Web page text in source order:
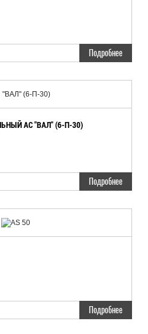
Подробнее
АС "ВАЛ" (6-П-30)
Подробнее
Подробнее